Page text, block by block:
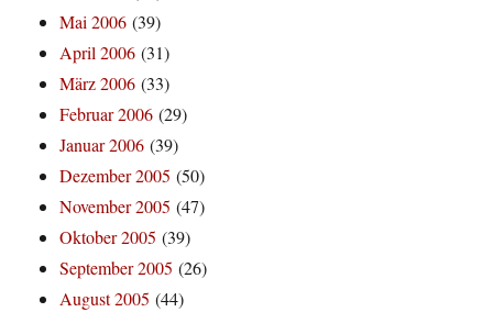
Mai 2006 (39)
April 2006 (31)
März 2006 (33)
Februar 2006 (29)
Januar 2006 (39)
Dezember 2005 (50)
November 2005 (47)
Oktober 2005 (39)
September 2005 (26)
August 2005 (44)